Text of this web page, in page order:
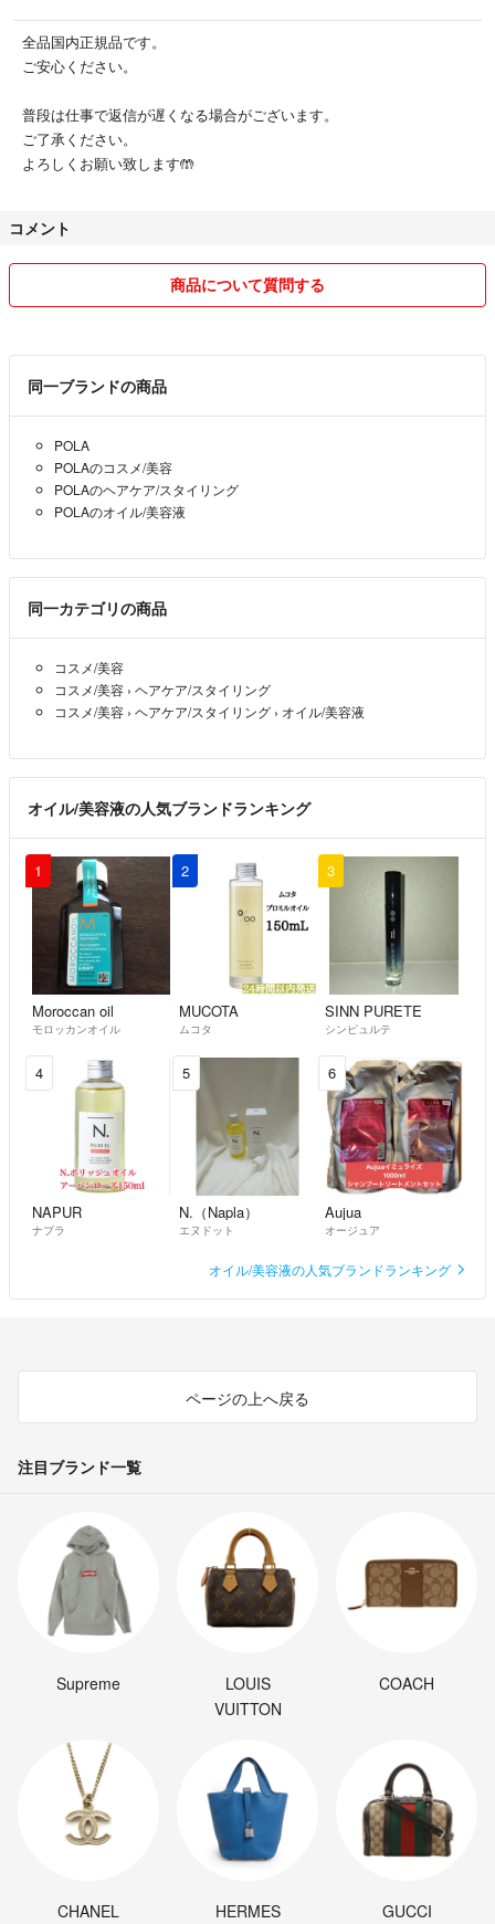
全品国内正規品です。
ご安心ください。
普段は仕事で返信が遅くなる場合がございます。
ご了承ください。
よろしくお願い致します🤲
コメント
商品について質問する
同一ブランドの商品
POLA
POLAのコスメ/美容
POLAのヘアケア/スタイリング
POLAのオイル/美容液
同一カテゴリの商品
コスメ/美容
コスメ/美容 › ヘアケア/スタイリング
コスメ/美容 › ヘアケア/スタイリング › オイル/美容液
オイル/美容液の人気ブランドランキング
1
Moroccan oil
モロッカンオイル
2
MUCOTA
ムコタ
3
SINN PURETE
シンピュルテ
4
NAPUR
ナプラ
5
N.（Napla）
エヌドット
6
Aujua
オージュア
オイル/美容液の人気ブランドランキング
ページの上へ戻る
注目ブランド一覧
Supreme
LOUIS
VUITTON
COACH
CHANEL HERMES GUCCI